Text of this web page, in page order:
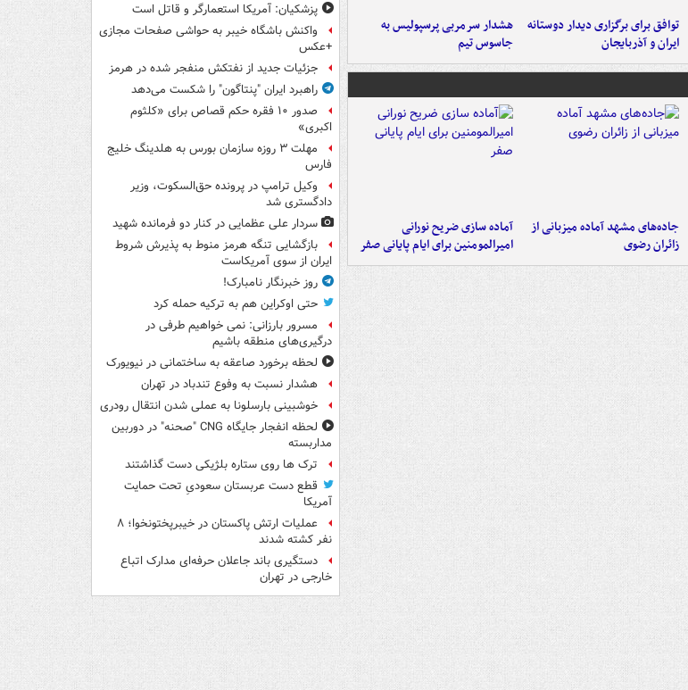
توافق برای برگزاری دیدار دوستانه
ایران و آذربایجان
هشدار سرمربی پرسپولیس به
جاسوس تیم
جاده‌های مشهد آماده میزبانی از
زائران رضوی
آماده سازی ضریح نورانی
امیرالمومنین برای ایام پایانی صفر
پزشکیان: آمریکا استعمارگر و قاتل است
واکنش باشگاه خیبر به حواشی صفحات مجازی
+عکس
جزئیات جدید از نفتکش منفجر شده در هرمز
راهبرد ایران "پنتاگون" را شکست می‌دهد
صدور ۱۰ فقره حکم قصاص برای «کلثوم
اکبری»
مهلت ۳ روزه سازمان بورس به هلدینگ خلیج
فارس
وکیل ترامپ در پرونده حق‌السکوت، وزیر
دادگستری شد
سردار علی عظمایی در کنار دو فرمانده شهید
بازگشایی تنگه هرمز منوط به پذیرش شروط
ایران از سوی آمریکاست
روز خبرنگار نامبارک!
حتی اوکراین هم به ترکیه حمله کرد
مسرور بارزانی: نمی خواهیم طرفی در
درگیری‌های منطقه باشیم
لحظه برخورد صاعقه به ساختمانی در نیویورک
هشدار نسبت به وفوع تندباد در تهران
خوشبینی بارسلونا به عملی شدن انتقال رودری
لحظه انفجار جایگاه CNG "صحنه" در دوربین
مداربسته
ترک ها روی ستاره بلژیکی دست گذاشتند
قطع دست عربستان سعودیِ تحت حمایت
آمریکا
عملیات ارتش پاکستان در خیبرپختونخوا؛ ۸
نفر کشته شدند
دستگیری باند جاعلان حرفه‌ای مدارک اتباع
خارجی در تهران